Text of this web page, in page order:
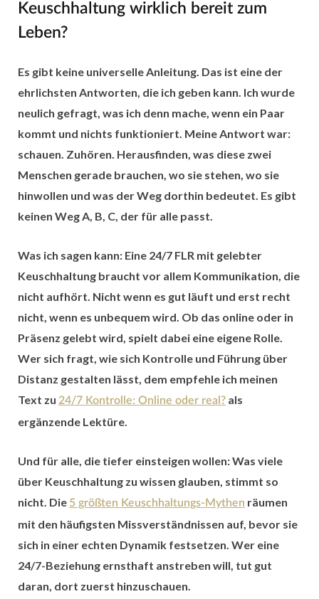
Keuschhaltung wirklich bereit zum
Leben?
Es gibt keine universelle Anleitung. Das ist eine der
ehrlichsten Antworten, die ich geben kann. Ich wurde
neulich gefragt, was ich denn mache, wenn ein Paar
kommt und nichts funktioniert. Meine Antwort war:
schauen. Zuhören. Herausfinden, was diese zwei
Menschen gerade brauchen, wo sie stehen, wo sie
hinwollen und was der Weg dorthin bedeutet. Es gibt
keinen Weg A, B, C, der für alle passt.
Was ich sagen kann: Eine 24/7 FLR mit gelebter
Keuschhaltung braucht vor allem Kommunikation, die
nicht aufhört. Nicht wenn es gut läuft und erst recht
nicht, wenn es unbequem wird. Ob das online oder in
Präsenz gelebt wird, spielt dabei eine eigene Rolle.
Wer sich fragt, wie sich Kontrolle und Führung über
Distanz gestalten lässt, dem empfehle ich meinen
Text zu 24/7 Kontrolle: Online oder real? als
ergänzende Lektüre.
Und für alle, die tiefer einsteigen wollen: Was viele
über Keuschhaltung zu wissen glauben, stimmt so
nicht. Die 5 größten Keuschhaltungs-Mythen räumen
mit den häufigsten Missverständnissen auf, bevor sie
sich in einer echten Dynamik festsetzen. Wer eine
24/7-Beziehung ernsthaft anstreben will, tut gut
daran, dort zuerst hinzuschauen.